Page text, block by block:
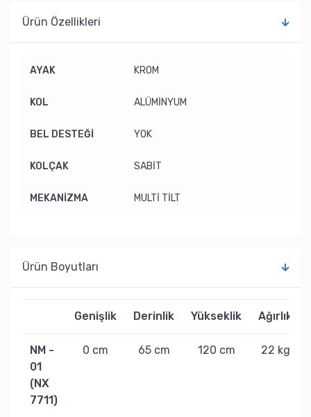
Ürün Özellikleri
AYAK KROM
KOL ALÜMİNYUM
BEL DESTEĞİ YOK
KOLÇAK SABİT
MEKANİZMA MULTİ TİLT
Ürün Boyutları
Genişlik Derinlik Yükseklik Ağırlık
NM -
01
(NX
7711)
0 cm 65 cm 120 cm 22 kg